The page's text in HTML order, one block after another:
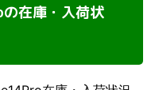
在庫・入荷状